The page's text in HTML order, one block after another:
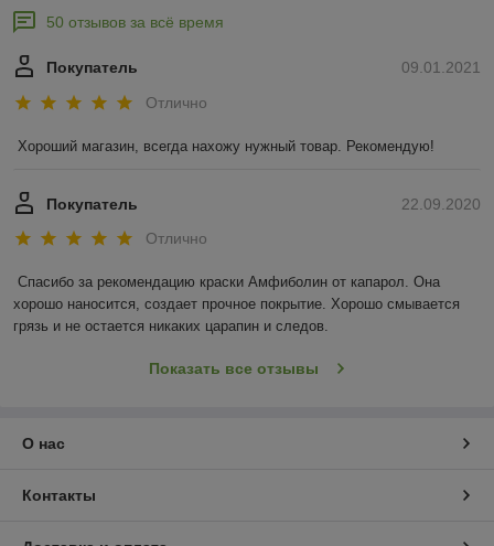
50 отзывов за всё время
09.01.2021
Покупатель
Отлично
Хороший магазин, всегда нахожу нужный товар. Рекомендую!
22.09.2020
Покупатель
Отлично
Спасибо за рекомендацию краски Амфиболин от капарол. Она
хорошо наносится, создает прочное покрытие. Хорошо смывается
грязь и не остается никаких царапин и следов.
Показать все отзывы
О нас
Контакты